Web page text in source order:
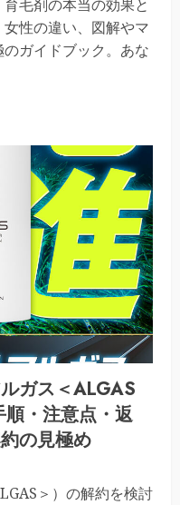
毛剤の本当の効果と
性の違い、図解やマ
ガイドブック。あな
ガス＜ALGAS
順・注意点・返
の見極め
＞）の解約を検討